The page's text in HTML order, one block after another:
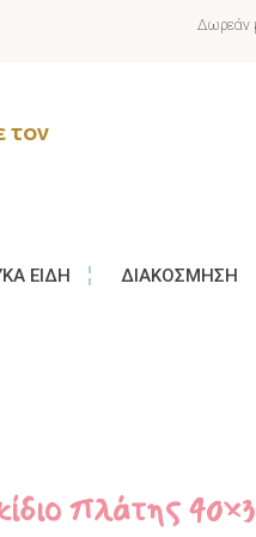
Δωρεάν
τον
ΕΊΔΗ ΔΙΑΚΌΣΜΗΣΗ
πλάτης